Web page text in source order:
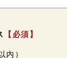
【必須】
内）